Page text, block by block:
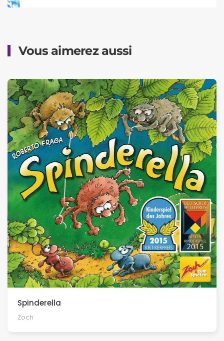
Vous aimerez aussi
Spinderella
Zoch